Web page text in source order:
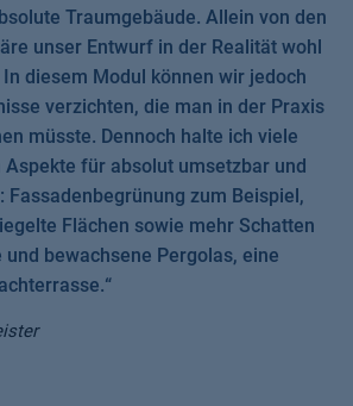
Traumgebäude. Allein von den
unser Entwurf in der Realität wohl
diesem Modul können wir jedoch
verzichten, die man in der Praxis
müsste. Dennoch halte ich viele
für absolut umsetzbar und
Fassadenbegrünung zum Beispiel,
Flächen sowie mehr Schatten
und bewachsene Pergolas, eine
“